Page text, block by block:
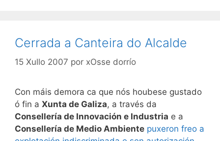
Cerrada a Canteira do Alcalde
15 Xullo 2007 por xOsse dorrío
Con máis demora ca que nós houbese gustado
ó fin a Xunta de Galiza, a través da
Consellería de Innovación e Industria e a
Consellería de Medio Ambiente puxeron freo a